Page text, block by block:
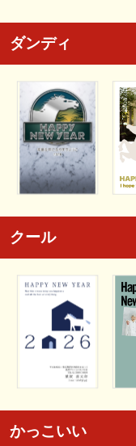
ダンディ
クール
かっこいい